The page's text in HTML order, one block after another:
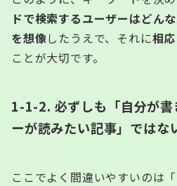
ドで検索するユーザーはどん
を想像したうえで、それに相
ことが大切です。
1-1-2. 必ずしも「自分が
ーが読みたい記事」ではな
ここでよく間違いやすいのは